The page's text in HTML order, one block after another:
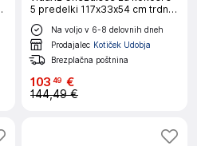
5 predelki 117x33x54 cm trdna
borovina
Na voljo v 6-8 delovnih dneh
Prodajalec Kotiček Udobja
Brezplačna poštnina
103 49 €
144,49 €